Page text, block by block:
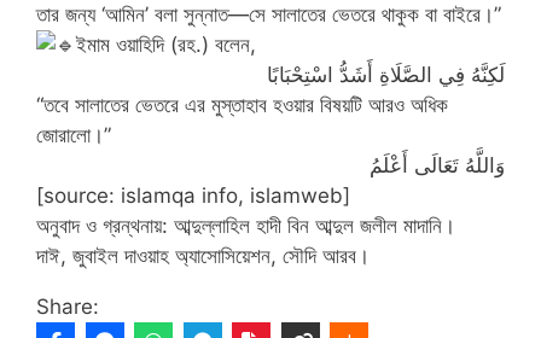
তার জন্য ‘আমিন’ বলা সুন্নাত—সে সালাতের ভেতরে থাকুক বা বাইরে।”
ইমাম ওয়াহিদি (রহ.) বলেন,
لَكِنَّهُ فِي الصَّلَاةِ أَشَدُّ اسْتِحْبَابًا
“তবে সালাতের ভেতরে এর মুস্তাহাব হওয়ার বিষয়টি আরও অধিক
জোরালো।”
وَاللَّهُ تَعَالَى أَعْلَمُ
[source: islamqa info, islamweb]
অনুবাদ ও গ্রন্থনায়: আব্দুল্লাহিল হাদী বিন আব্দুল জলীল মাদানি।
দাঈ, জুবাইল দাওয়াহ অ্যাসোসিয়েশন, সৌদি আরব।
Share: